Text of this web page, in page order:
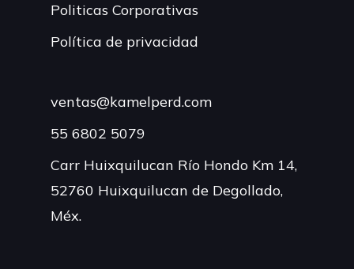
Politicas Corporativas
Política de privacidad
ventas@kamelperd.com
55 6802 5079
Carr Huixquilucan Río Hondo Km 14,
52760 Huixquilucan de Degollado,
Méx.